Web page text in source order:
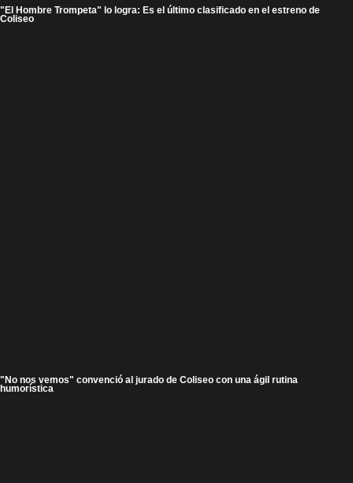
"El Hombre Trompeta" lo logra: Es el último clasificado en el estreno de
Coliseo
"No nos vemos" convenció al jurado de Coliseo con una ágil rutina
humorística